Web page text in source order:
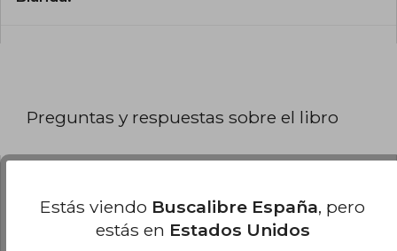
Preguntas y respuestas sobre el libro
¿Tienes una pregunta sobre el libro?
para poder agregar tu propia pregunta.
Estás viendo Buscalibre España, pero
estás en Estados Unidos